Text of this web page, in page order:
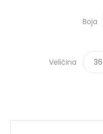
Boja
Veličina 36